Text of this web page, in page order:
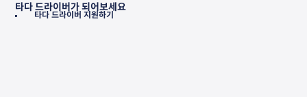
타다 드라이버가 되어보세요
타다 드라이버 지원하기